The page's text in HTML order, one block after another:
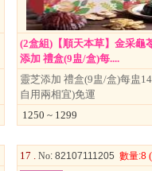
(2盒組)【順天本草】金采龜
添加 禮盒(9盅/盒)每....
靈芝添加 禮盒(9盅/盒)每盅
自用兩相宜)免運
1250 ~ 1299
17 . No: 82107111205 數量:8(